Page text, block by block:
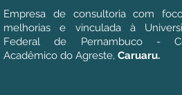
Empresa de consultoria com
melhorias e vinculada à
Federal de Pernambuco -
Acadêmico do Agreste, Caruaru.